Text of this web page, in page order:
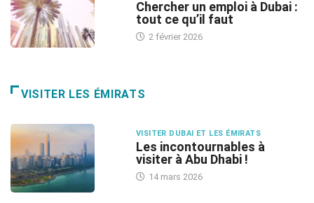
Chercher un emploi à Dubai :
tout ce qu’il faut
2 février 2026
VISITER LES ÉMIRATS
VISITER DUBAI ET LES ÉMIRATS
Les incontournables à
visiter à Abu Dhabi !
14 mars 2026